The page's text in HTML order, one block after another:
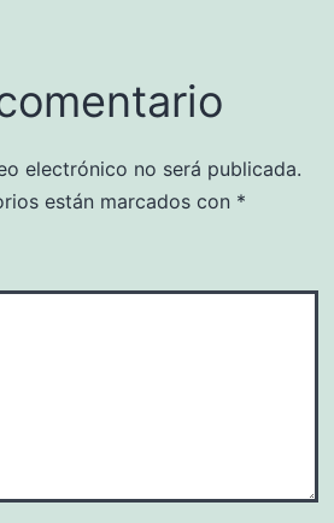
electrónico no será publicada.
están marcados con *